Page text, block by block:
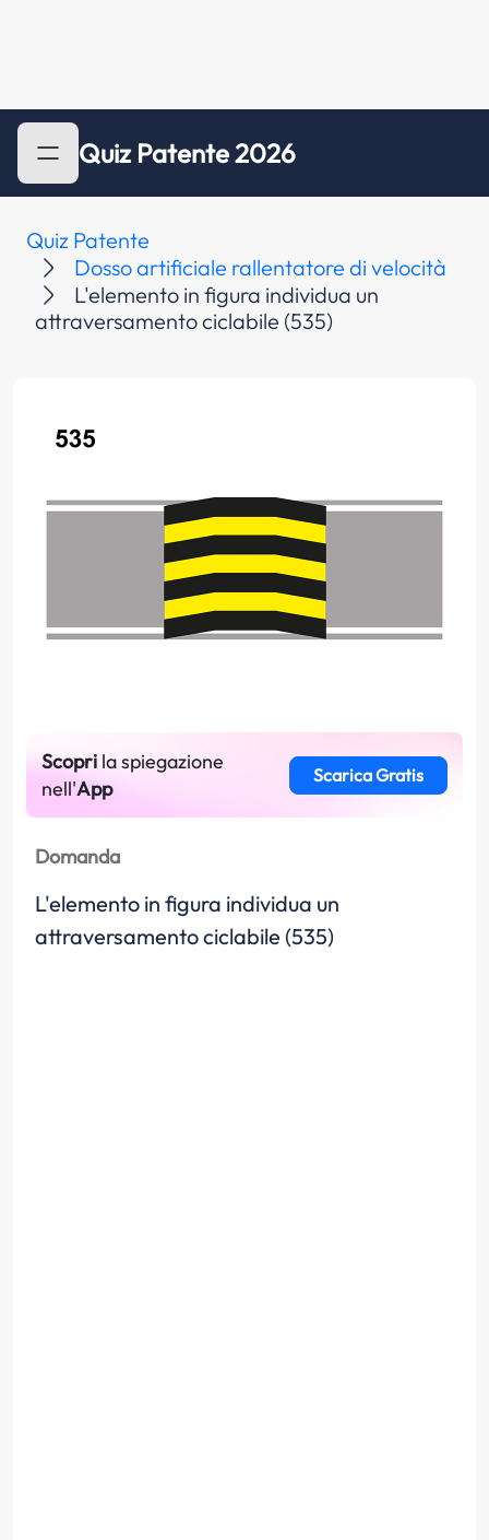
Quiz Patente 2026
Quiz Patente
Dosso artificiale rallentatore di velocità
L'elemento in figura individua un
attraversamento ciclabile (535)
Scopri la spiegazione
nell'App
Scarica Gratis
Domanda
L'elemento in figura individua un
attraversamento ciclabile (535)